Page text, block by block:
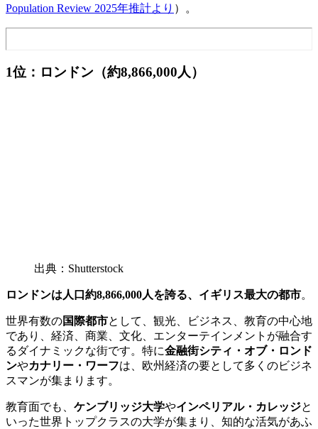
Population Review 2025年推計より ）。
1位：ロンドン（約8,866,000人）
出典：Shutterstock
ロンドンは人口約8,866,000人を誇る、イギリス最大の都市。
世界有数の国際都市として、観光、ビジネス、教育の中心地
であり、経済、商業、文化、エンターテインメントが融合す
るダイナミックな街です。特に金融街シティ・オブ・ロンド
ンやカナリー・ワーフは、欧州経済の要として多くのビジネ
スマンが集まります。
教育面でも、 ケンブリッジ大学やインペリアル・カレッジと
いった世界トップクラスの大学が集まり、知的な活気があふ